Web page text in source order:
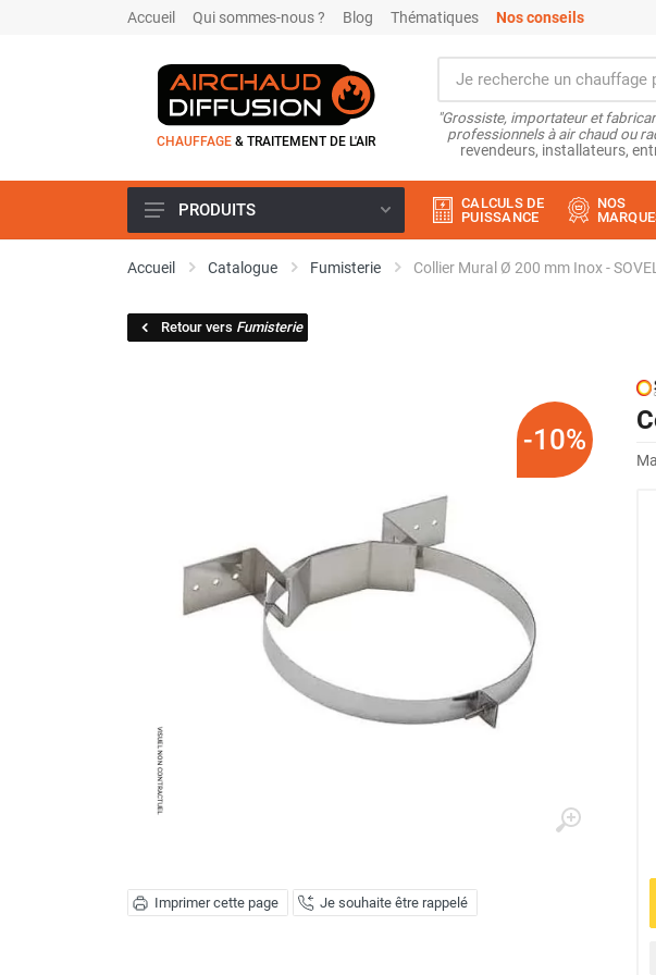
Accueil Qui sommes-nous ? Blog Thématiques Nos conseils
CHAUFFAGE & TRAITEMENT DE L'AIR
"Grossiste, importateur et
professionnels à air chaud ou
revendeurs, installateurs,
Climatiseur
Climatiseur mobile résidentiel et
Ventilateur brumisateur
Ventilateur / extracteur d'air mobile
Brasseur d'air
Ventilateur industriel
Ventilateur de chantier
Ventilateur centrifuge
Ventilateur de sol
Ventilateur sur pied
Ventilateur de bureau
Extracteur d'air mural centrifuge
PRODUITS
CALCULS DE
PUISSANCE
NOS
Accueil Catalogue Fumisterie Collier Mural Ø 200 mm Inox -
Retour vers Fumisterie
-10%
Imprimer cette page Je souhaite être rappelé